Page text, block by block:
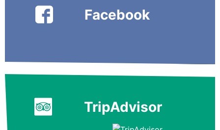
Facebook
TripAdvisor